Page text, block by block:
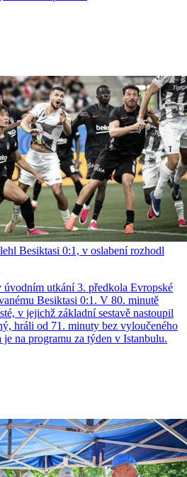
Besiktasi 0:1, v oslabení rozhodl
utkání 3. předkola Evropské
Besiktasi 0:1. V 80. minutě
v jejichž základní sestavě nastoupil
hráli od 71. minuty bez vyloučeného
na programu za týden v Istanbulu.